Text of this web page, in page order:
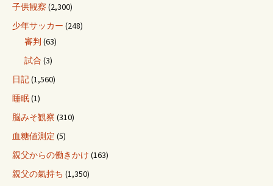
子供観察 (2,300)
少年サッカー (248)
審判 (63)
試合 (3)
日記(1,560)
睡眠(1)
脳みそ観察 (310)
血糖値測定 (5)
親父からの働きかけ (163)
親父の氣持ち (1,350)